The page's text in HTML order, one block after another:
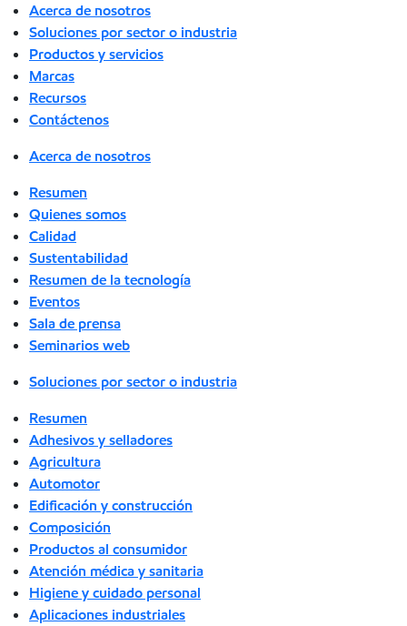
Acerca de nosotros
Soluciones por sector o industria
Productos y servicios
Marcas
Recursos
Contáctenos
Acerca de nosotros
Resumen
Quienes somos
Calidad
Sustentabilidad
Resumen de la tecnología
Eventos
Sala de prensa
Seminarios web
Soluciones por sector o industria
Resumen
Adhesivos y selladores
Agricultura
Automotor
Edificación y construcción
Composición
Productos al consumidor
Atención médica y sanitaria
Higiene y cuidado personal
Aplicaciones industriales